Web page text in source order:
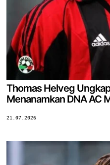
Thomas Helveg
Menanamkan DNA AC
21.07.2026